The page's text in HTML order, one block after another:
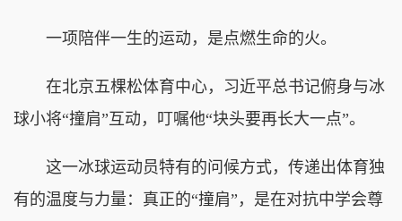
一项陪伴一生的运动，是点燃生命的火。
在北京五棵松体育中心，习近平总书记俯身与冰
球小将“撞肩”互动，叮嘱他“块头要再长大一点”。
这一冰球运动员特有的问候方式，传递出体育独
有的温度与力量：真正的“撞肩”，是在对抗中学会尊